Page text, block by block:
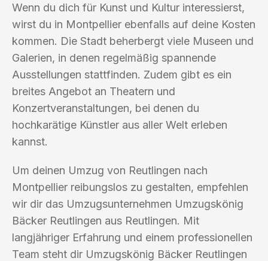
Wenn du dich für Kunst und Kultur interessierst,
wirst du in Montpellier ebenfalls auf deine Kosten
kommen. Die Stadt beherbergt viele Museen und
Galerien, in denen regelmäßig spannende
Ausstellungen stattfinden. Zudem gibt es ein
breites Angebot an Theatern und
Konzertveranstaltungen, bei denen du
hochkarätige Künstler aus aller Welt erleben
kannst.
Um deinen Umzug von Reutlingen nach
Montpellier reibungslos zu gestalten, empfehlen
wir dir das Umzugsunternehmen Umzugskönig
Bäcker Reutlingen aus Reutlingen. Mit
langjähriger Erfahrung und einem professionellen
Team steht dir Umzugskönig Bäcker Reutlingen